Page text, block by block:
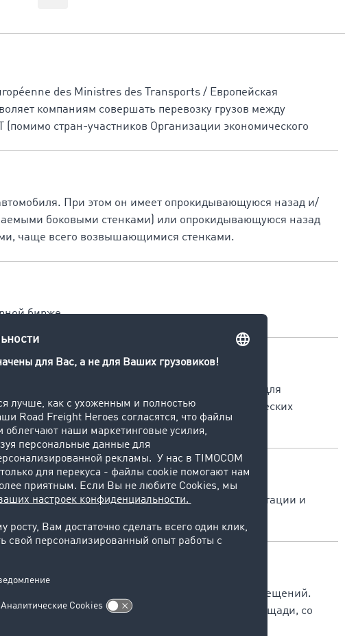
des Ministres des Transports / Европейская
компаниям совершать перевозку грузов между
стран-участников Организации экономического
При этом он имеет опрокидывающуюся назад и/
боковыми стенками) или опрокидывающуюся назад
чаще всего возвышающимися стенками.
бирже .
груза. В сельском хозяйстве, например, силосы для
от 10 до 20 м. При этом речь идет о цилиндрических
или пластмассы.
средств, служит для приемки, комплектации и
позволяющий поиск свободных складских помещений.
чтобы размещать свои свободные складские площади, со
у которых есть товары,